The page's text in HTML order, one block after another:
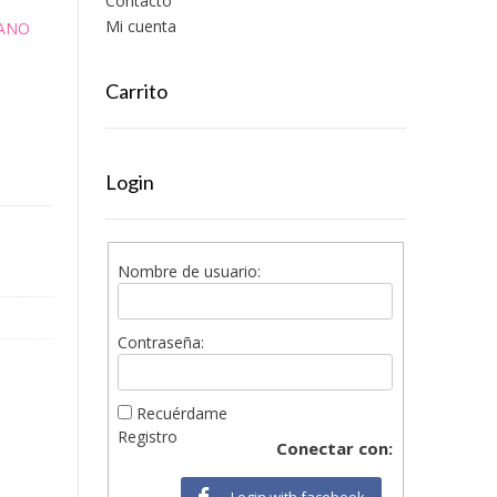
Mi cuenta
Carrito
Login
Nombre de usuario:
Contraseña:
Recuérdame
Conectar con:
Registro